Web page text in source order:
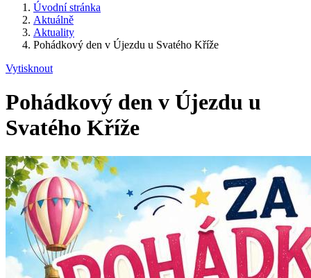
Úvodní stránka
Aktuálně
Aktuality
Pohádkový den v Újezdu u Svatého Kříže
Vytisknout
Pohádkový den v Újezdu u
Svatého Kříže